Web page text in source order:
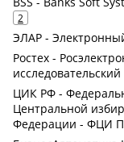
2
ЭЛАР -
Ростех -
ЦИК РФ -
Центральной
Федерации - ФЦИ